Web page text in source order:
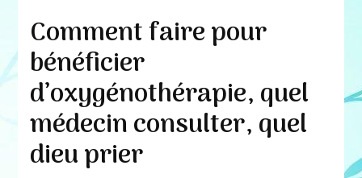
Comment faire pour
bénéficier
d’oxygénothérapie, quel
médecin consulter, quel
dieu prier